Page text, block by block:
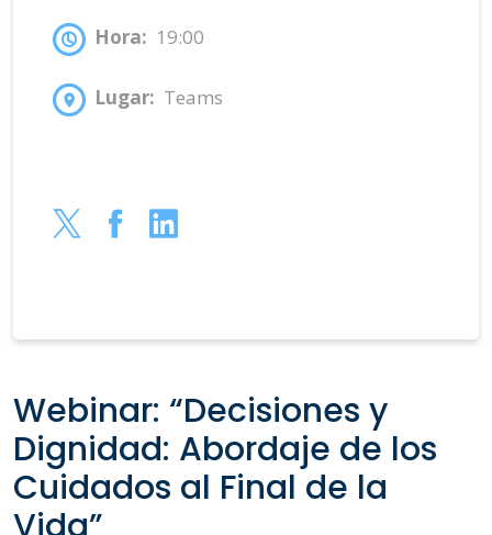
Hora: 19:00
Lugar: Teams
Webinar: “Decisiones y
Dignidad: Abordaje de los
Cuidados al Final de la